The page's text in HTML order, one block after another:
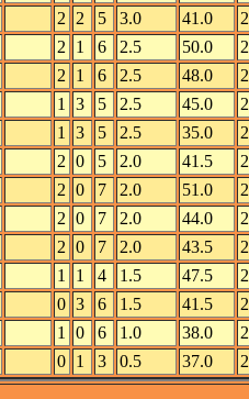
2 2 5 3.0 41.0
2
2 1 6 2.5 50.0
2
2 1 6 2.5 48.0
2
1 3 5 2.5 45.0
2
1 3 5 2.5 35.0
2
2 0 5 2.0 41.5
2
2 0 7 2.0 51.0
2
2 0 7 2.0 44.0
2
2 0 7 2.0 43.5
2
1 1 4 1.5 47.5
2
0 3 6 1.5 41.5
2
1 0 6 1.0 38.0
2
0 1 3 0.5 37.0 2